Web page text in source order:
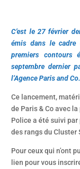
C’est le 27 février
émis dans le cadre
premiers contours
septembre dernier
l’Agence Paris and Co.
Ce lancement,
de Paris & Co avec
Police a été suivi
des rangs du Cluster
Pour ceux qui n’ont
lien pour vous